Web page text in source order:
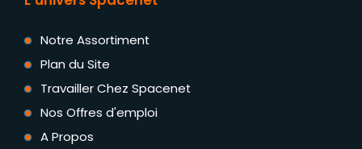
Notre Assortiment
Plan du Site
Travailler Chez Spacenet
Nos Offres d'emploi
A Propos